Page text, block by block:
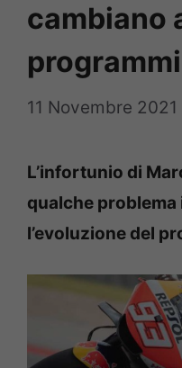
cambiano
programmi
11 Novembre 2021
L’infortunio di
qualche problema
l’evoluzione del